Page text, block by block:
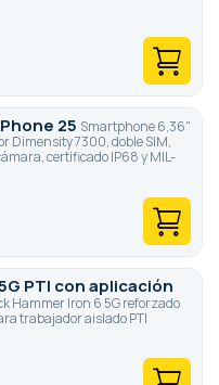
25 Smartphone 6,36"
Dimensity 7300, doble SIM,
certificado IP68 y MIL-
PTI con aplicación
Hammer Iron 6 5G reforzado
trabajador aislado PTI